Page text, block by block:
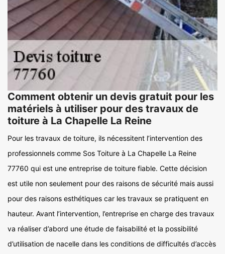
Comment obtenir un devis gratuit pour les
matériels à utiliser pour des travaux de
toiture à La Chapelle La Reine
Pour les travaux de toiture, ils nécessitent l’intervention des
professionnels comme Sos Toiture à La Chapelle La Reine
77760 qui est une entreprise de toiture fiable. Cette décision
est utile non seulement pour des raisons de sécurité mais aussi
pour des raisons esthétiques car les travaux se pratiquent en
hauteur. Avant l’intervention, l’entreprise en charge des travaux
va réaliser d’abord une étude de faisabilité et la possibilité
d’utilisation de nacelle dans les conditions de difficultés d’accès